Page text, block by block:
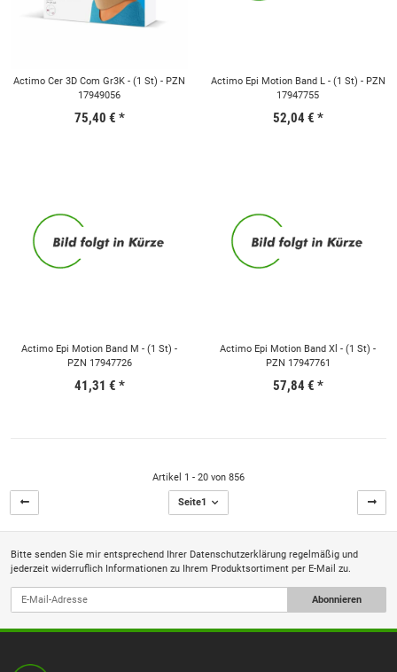
Actimo Cer 3D Com Gr3K - (1 St) - PZN
17949056
75,40 € *
Actimo Epi Motion Band L - (1 St) - PZN
17947755
52,04 € *
Actimo Epi Motion Band M - (1 St) -
PZN 17947726
41,31 € *
Actimo Epi Motion Band Xl - (1 St) -
PZN 17947761
57,84 € *
Artikel 1 - 20 von 856
Seite1
Bitte senden Sie mir entsprechend Ihrer Datenschutzerklärung regelmäßig und
jederzeit widerruflich Informationen zu Ihrem Produktsortiment per E-Mail zu.
Abonnieren